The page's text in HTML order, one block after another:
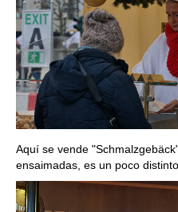
Aquí se vende
ensaimadas, es un poco